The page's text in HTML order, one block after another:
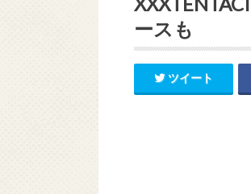
ースも
ツイート